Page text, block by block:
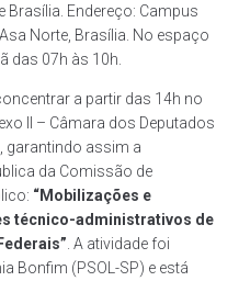
Brasília. Endereço: Campus
Norte, Brasília. No espaço
das 07h às 10h.
a partir das 14h no
II – Câmara dos Deputados
garantindo assim a
da Comissão de
“Mobilizações e
técnico-administrativos de
. A atividade foi
Bonfim (PSOL-SP) e está